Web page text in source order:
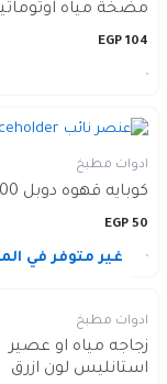
مضخة مياه
104
EGP
ادوات مطبخ
كوبايه قهوه دوبل 200 ملي
50
EGP
غير متوفر في
ادوات مطبخ
زجاجه مياه او عصير
استانليس لون ازرق